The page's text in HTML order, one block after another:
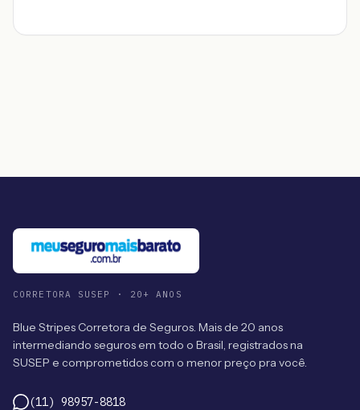
CORRETORA SUSEP · 20+ ANOS
Blue Stripes Corretora de Seguros. Mais de 20 anos
intermediando seguros em todo o Brasil, registrados na
SUSEP e comprometidos com o menor preço pra você.
(11) 98957-8818